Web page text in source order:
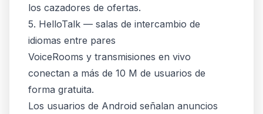
los cazadores de ofertas.
5. HelloTalk — salas de intercambio de
idiomas entre pares
VoiceRooms y transmisiones en vivo
conectan a más de 10 M de usuarios de
forma gratuita.
Los usuarios de Android señalan anuncios